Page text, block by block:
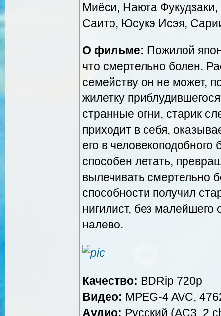
Миёси, Наюта
Саито, Юсукэ Исэя,
О фильме: Пожилой
что смертельно болен.
семейству он не может,
жилетку
странные огни, старик
приходит в себя,
его в
способен летать,
вылечивать смертельно
способности получил
нигилист, без
налево.
Качество: BDRip 720p
Видео: MPEG-4 AVC,
Аудио: Русский (AC3, 2